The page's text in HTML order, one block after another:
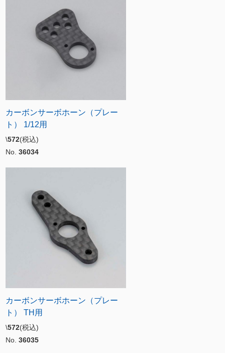
カーボンサーボホーン（プレー
ト） 1/12用
\572(税込)
No. 36034
カーボンサーボホーン（プレー
ト） TH用
\572(税込)
No. 36035